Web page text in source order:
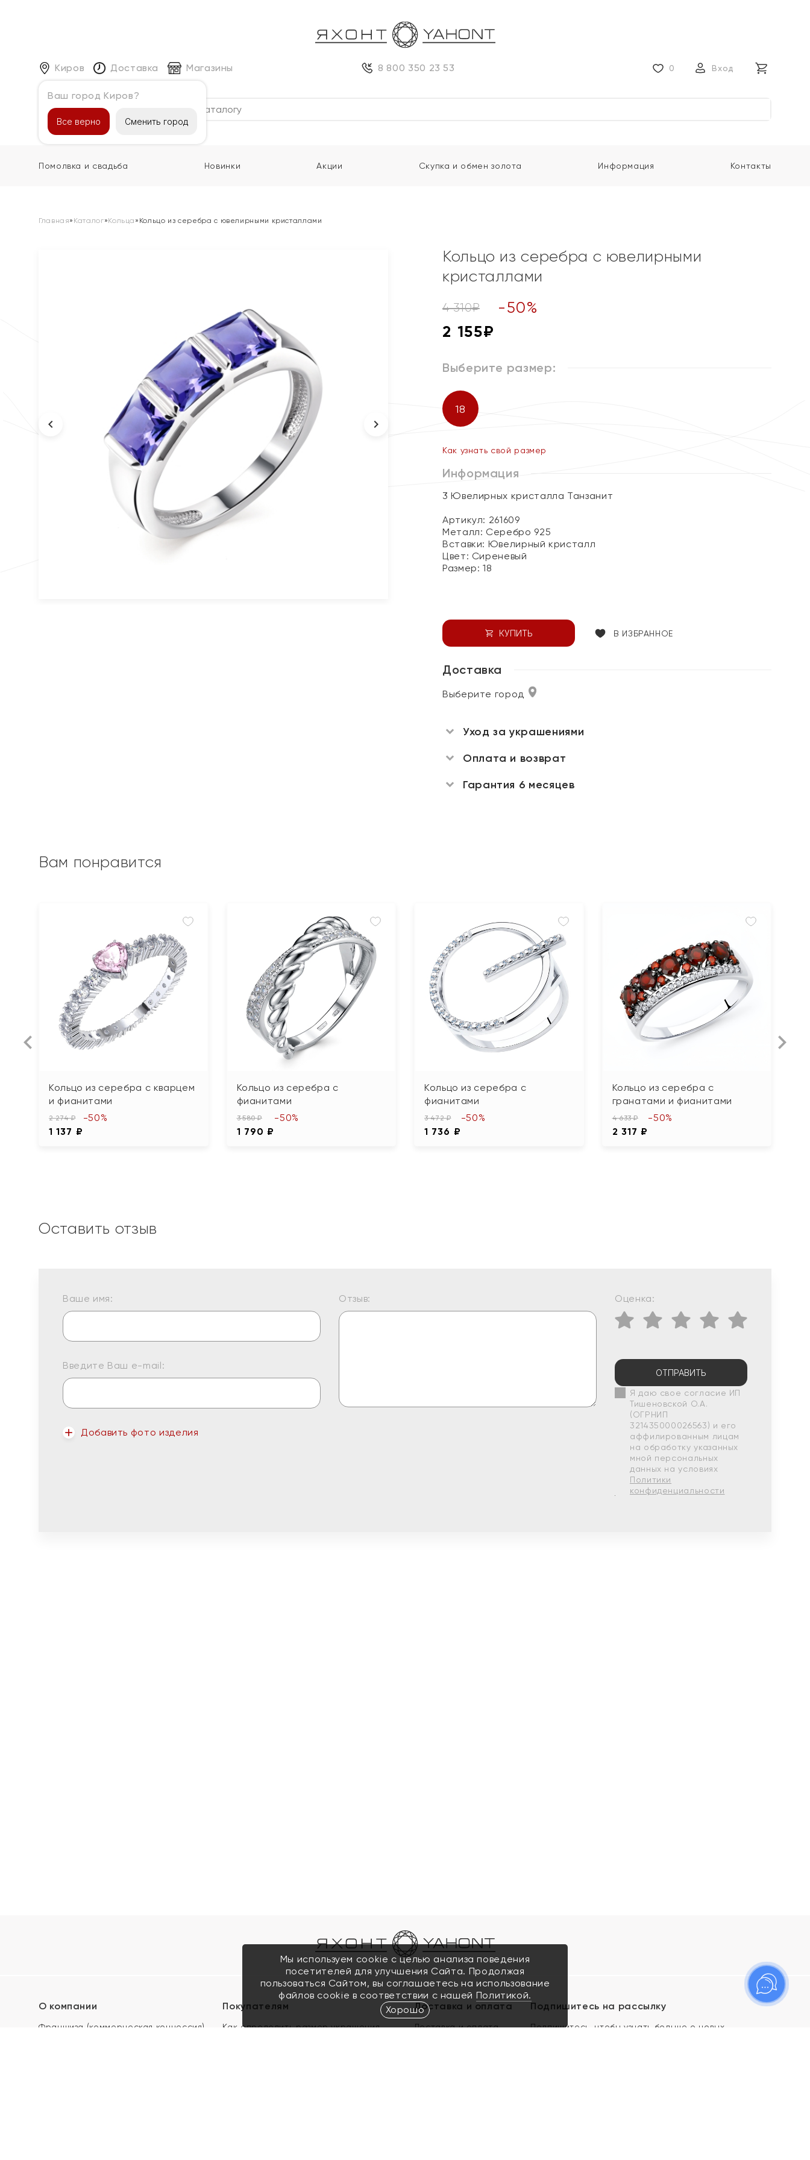
Киров
Ваш город Киров?
Все верно Сменить город
Доставка Магазины 8 800 350 23 53 0 Вход
Каталог
Помолвка и свадьба Новинки Акции Скупка и обмен золота Информация Контакты
Главная» Каталог»Кольца » Кольцо из серебра с ювелирными кристаллами
Кольцо из серебра с ювелирными
кристаллами
4 310₽ -50%
2 155₽
Выберите размер:
18
Как узнать свой размер
Информация
3 Ювелирных кристалла Танзанит
Артикул: 261609
Металл: Серебро 925
Вставки: Ювелирный кристалл
Цвет: Сиреневый
Размер:18
КУПИТЬ В ИЗБРАННОЕ
Доставка
Выберите город
Уход за украшениями
Оплата и возврат
Гарантия 6 месяцев
Вам понравится
Кольцо из серебра с кварцем
и фианитами
2 274 ₽
1 137 ₽
-50%
Кольцо из серебра с
фианитами
3 580 ₽
1 790 ₽
-50%
Кольцо из серебра с
фианитами
3 472 ₽
1 736 ₽
-50%
Кольцо из серебра с
гранатами и фианитами
4 633 ₽
2 317 ₽
-50%
Оставить отзыв
Ваше имя:
Введите Ваш e-mail:
Добавить фото изделия
Отзыв: Оценка:
ОТПРАВИТЬ
Я даю свое согласие ИП
Тишеновской О.А.
(ОГРНИП
321435000026563) и его
аффилированным лицам
на обработку указанных
мной персональных
данных на условиях
Политики
конфиденциальности
О компании
Франшиза (коммерческая концессия)
Покупателям
Как определить размер украшения
Доставка и оплата
Доставка и оплата
Подпишитесь на рассылку
Подпишитесь, чтобы узнать больше о новых
Мы используем cookie с целью анализа поведения
посетителей для улучшения Сайта. Продолжая
пользоваться Сайтом, вы соглашаетесь на использование
файлов cookie в соответствии с нашей Политикой.
Хорошо